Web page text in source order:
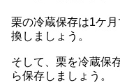
栗の冷蔵保存は1ケ
換しましょう。
そして、栗を冷蔵保
ら保存しましょう。